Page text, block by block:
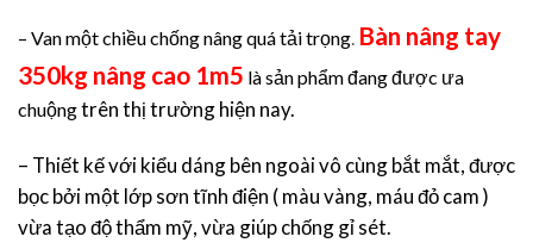
– Van một chiều chống nâng quá tải trọng. Bàn nâng tay
350kg nâng cao 1m5 là sản phẩm đang được ưa
chuộngtrên thị trường hiện nay.
– Thiết kế với kiểu dáng bên ngoài vô cùng bắt mắt, được
bọc bởi một lớp sơn tĩnh điện ( màu vàng, máu đỏ cam )
vừa tạo độ thẩm mỹ, vừa giúp chống gỉ sét.